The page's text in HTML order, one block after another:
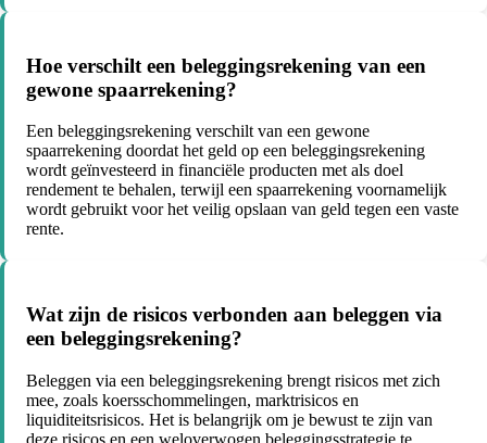
Hoe verschilt een beleggingsrekening van een
gewone spaarrekening?
Een beleggingsrekening verschilt van een gewone
spaarrekening doordat het geld op een beleggingsrekening
wordt geïnvesteerd in financiële producten met als doel
rendement te behalen, terwijl een spaarrekening voornamelijk
wordt gebruikt voor het veilig opslaan van geld tegen een vaste
rente.
Wat zijn de risicos verbonden aan beleggen via
een beleggingsrekening?
Beleggen via een beleggingsrekening brengt risicos met zich
mee, zoals koersschommelingen, marktrisicos en
liquiditeitsrisicos. Het is belangrijk om je bewust te zijn van
deze risicos en een weloverwogen beleggingsstrategie te